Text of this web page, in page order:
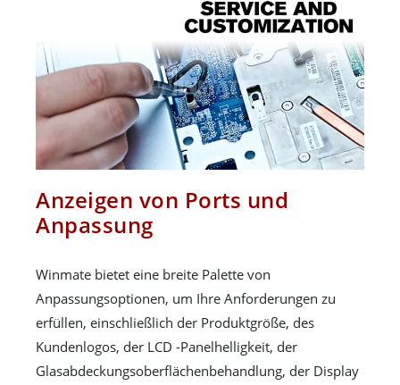
Anzeigen von Ports und
Anpassung
Winmate bietet eine breite Palette von
Anpassungsoptionen, um Ihre Anforderungen zu
erfüllen, einschließlich der Produktgröße, des
Kundenlogos, der LCD -Panelhelligkeit, der
Glasabdeckungsoberflächenbehandlung, der Display